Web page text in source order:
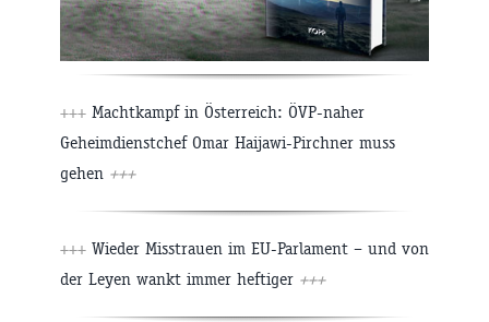
+++ Machtkampf in Österreich: ÖVP-naher
Geheimdienstchef Omar Haijawi-Pirchner muss
gehen +++
+++ Wieder Misstrauen im EU-Parlament – und von
der Leyen wankt immer heftiger +++